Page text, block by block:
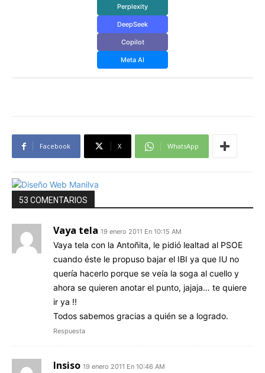
Perplexity
DeepSeek
Copilot
Meta AI
Facebook X WhatsApp
53 COMENTARIOS
Vaya tela 19 enero 2011 En 10:15 AM
Vaya tela con la Antoñita, le pidió lealtad al PSOE
cuando éste le propuso bajar el IBI ya que IU no
quería hacerlo porque se veía la soga al cuello y
ahora se quieren anotar el punto, jajaja… te quiere
ir ya !!
Todos sabemos gracias a quién se a logrado.
Respuesta
Insiso 19 enero 2011 En 10:46 AM